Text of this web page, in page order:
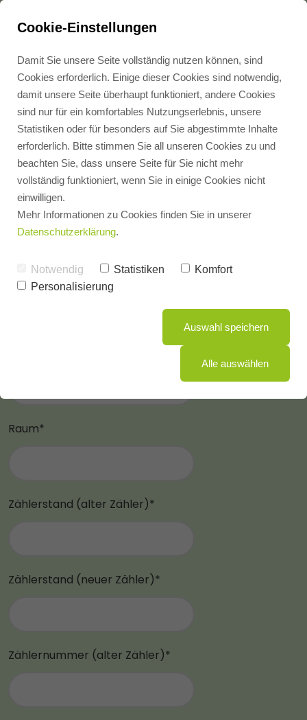
Übergabeprotokoll
für
Zählertausch
Zählertyp*
Stromzähler
Objekt*
Haus / Gebäude*
Raum*
Zählerstand (alter Zähler)*
Zählerstand (neuer Zähler)*
Zählernummer (alter Zähler)*
Cookie-Einstellungen
Damit Sie unsere Seite vollständig nutzen können, sind
Cookies erforderlich. Einige dieser Cookies sind notwendig,
damit unsere Seite überhaupt funktioniert, andere Cookies
sind nur für ein komfortables Nutzungserlebnis, unsere
Statistiken oder für besonders auf Sie abgestimmte Inhalte
erforderlich. Bitte stimmen Sie all unseren Cookies zu und
beachten Sie, dass unsere Seite für Sie nicht mehr
vollständig funktioniert, wenn Sie in einige Cookies nicht
einwilligen.
Mehr Informationen zu Cookies finden Sie in unserer
Datenschutzerklärung.
Notwendig Statistiken
Komfort
Personalisierung
Auswahl speichern
Alle auswählen